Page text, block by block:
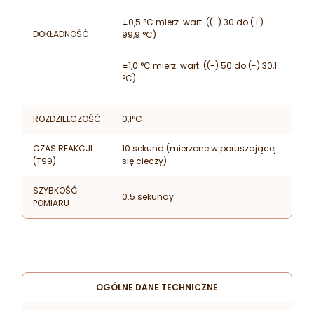
DOKŁADNOŚĆ
±0,5 °C mierz. wart. ((-) 30 do (+)
99,9 °C)
±1,0 °C mierz. wart. ((-) 50 do (-) 30,1
°C)
ROZDZIELCZOŚĆ 0,1°C
CZAS REAKCJI
(T99)
10 sekund (mierzone w poruszającej
się cieczy)
SZYBKOŚĆ
POMIARU
0.5 sekundy
OGÓLNE DANE TECHNICZNE